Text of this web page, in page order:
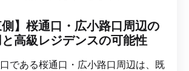
側】桜通口・広小路口周辺の
高級レジデンスの可能性
である桜通口・広小路口周辺は、既